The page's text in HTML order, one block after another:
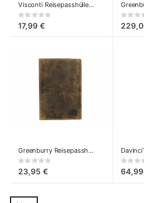
Visconti Reisepasshülle Schwarz Leder
Rating:
17,99 €
Rating:
Greenburry Reisepasshülle - Ausweismappe Vintage
Rating:
23,95 €
Rating: